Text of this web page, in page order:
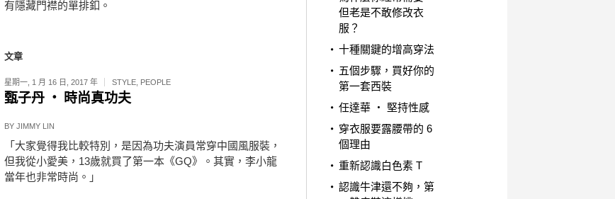
有隱藏門襟的單排釦。
文章
星期一, 1 月 16 日, 2017 年 STYLE, PEOPLE
甄子丹 ‧ 時尚真功夫
BY JIMMY LIN
「大家覺得我比較特別，是因為功夫演員常穿中國風服裝，
但我從小愛美，13歲就買了第一本《GQ》。其實，李小龍
當年也非常時尚。」
但老是不敢修改衣
服？
十種關鍵的增高穿法
五個步驟，買好你的
第一套西裝
任達華 ‧ 堅持性感
穿衣服要露腰帶的 6
個理由
重新認識白色素 T
認識牛津還不夠，第